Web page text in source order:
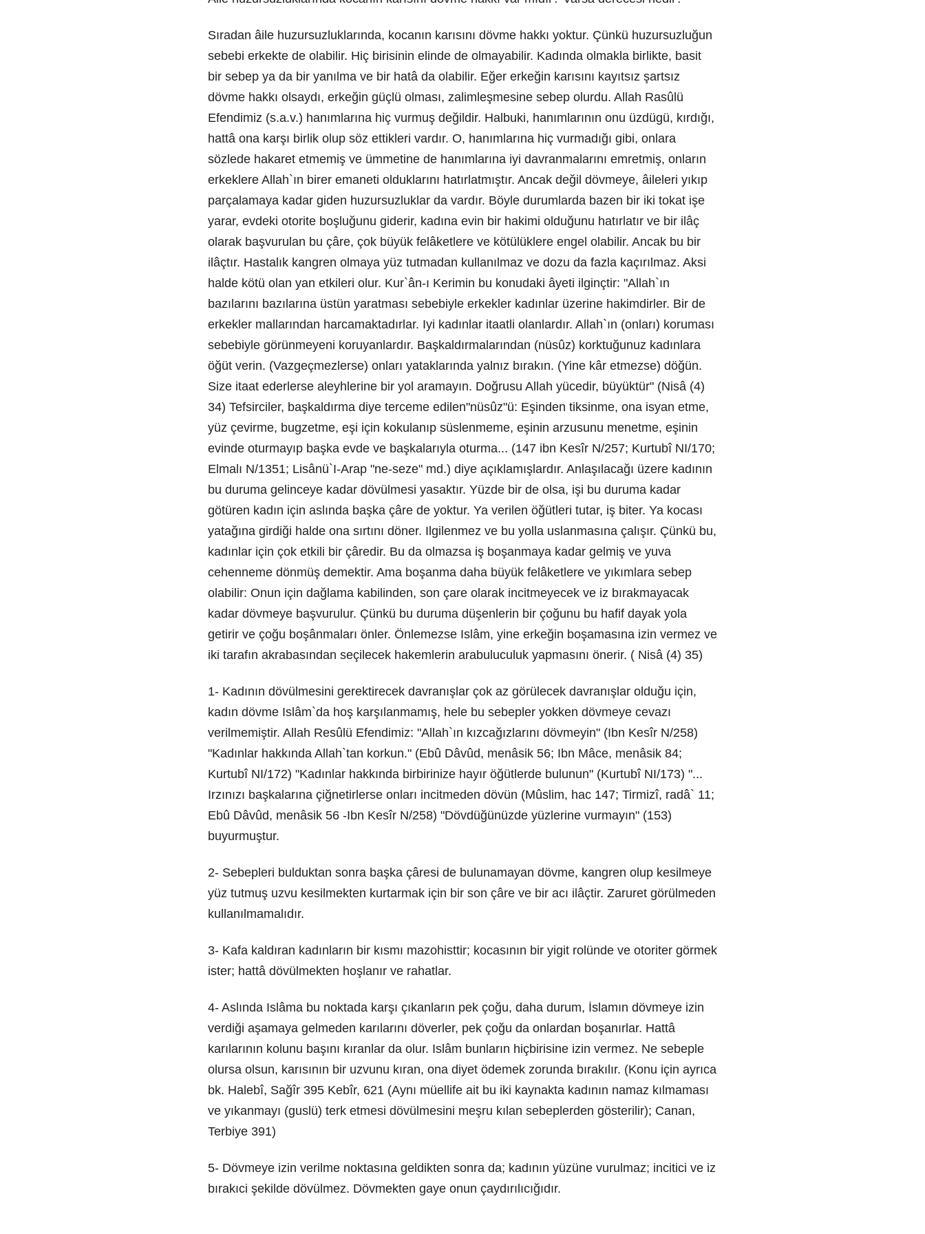
Sıradan âile huzursuzluklarında, kocanın karısını dövme hakkı yoktur. Çünkü huzursuzluğun
sebebi erkekte de olabilir. Hiç birisinin elinde de olmayabilir. Kadında olmakla birlikte, basit
bir sebep ya da bir yanılma ve bir hatâ da olabilir. Eğer erkeğin karısını kayıtsız şartsız
dövme hakkı olsaydı, erkeğin güçlü olması, zalimleşmesine sebep olurdu. Allah Rasûlü
Efendimiz (s.a.v.) hanımlarına hiç vurmuş değildir. Halbuki, hanımlarının onu üzdügü, kırdığı,
hattâ ona karşı birlik olup söz ettikleri vardır. O, hanımlarına hiç vurmadığı gibi, onlara
sözlede hakaret etmemiş ve ümmetine de hanımlarına iyi davranmalarını emretmiş, onların
erkeklere Allah`ın birer emaneti olduklarını hatırlatmıştır. Ancak değil dövmeye, âileleri yıkıp
parçalamaya kadar giden huzursuzluklar da vardır. Böyle durumlarda bazen bir iki tokat işe
yarar, evdeki otorite boşluğunu giderir, kadına evin bir hakimi olduğunu hatırlatır ve bir ilâç
olarak başvurulan bu çâre, çok büyük felâketlere ve kötülüklere engel olabilir. Ancak bu bir
ilâçtır. Hastalık kangren olmaya yüz tutmadan kullanılmaz ve dozu da fazla kaçırılmaz. Aksi
halde kötü olan yan etkileri olur. Kur`ân-ı Kerimin bu konudaki âyeti ilginçtir: "Allah`ın
bazılarını bazılarına üstün yaratması sebebiyle erkekler kadınlar üzerine hakimdirler. Bir de
erkekler mallarından harcamaktadırlar. Iyi kadınlar itaatli olanlardır. Allah`ın (onları) koruması
sebebiyle görünmeyeni koruyanlardır. Başkaldırmalarından (nüsûz) korktuğunuz kadınlara
öğüt verin. (Vazgeçmezlerse) onları yataklarında yalnız bırakın. (Yine kâr etmezse) döğün.
Size itaat ederlerse aleyhlerine bir yol aramayın. Doğrusu Allah yücedir, büyüktür" (Nisâ (4)
34) Tefsirciler, başkaldırma diye terceme edilen"nüsûz"ü: Eşinden tiksinme, ona isyan etme,
yüz çevirme, bugzetme, eşi için kokulanıp süslenmeme, eşinin arzusunu menetme, eşinin
evinde oturmayıp başka evde ve başkalarıyla oturma... (147 ibn Kesîr N/257; Kurtubî NI/170;
Elmalı N/1351; Lisânü`I-Arap "ne-seze" md.) diye açıklamışlardır. Anlaşılacağı üzere kadının
bu duruma gelinceye kadar dövülmesi yasaktır. Yüzde bir de olsa, işi bu duruma kadar
götüren kadın için aslında başka çâre de yoktur. Ya verilen öğütleri tutar, iş biter. Ya kocası
yatağına girdiği halde ona sırtını döner. Ilgilenmez ve bu yolla uslanmasına çalışır. Çünkü bu,
kadınlar için çok etkili bir çâredir. Bu da olmazsa iş boşanmaya kadar gelmiş ve yuva
cehenneme dönmüş demektir. Ama boşanma daha büyük felâketlere ve yıkımlara sebep
olabilir: Onun için dağlama kabilinden, son çare olarak incitmeyecek ve iz bırakmayacak
kadar dövmeye başvurulur. Çünkü bu duruma düşenlerin bir çoğunu bu hafif dayak yola
getirir ve çoğu boşânmaları önler. Önlemezse Islâm, yine erkeğin boşamasına izin vermez ve
iki tarafın akrabasından seçilecek hakemlerin arabuluculuk yapmasını önerir. ( Nisâ (4) 35)
1- Kadının dövülmesini gerektirecek davranışlar çok az görülecek davranışlar olduğu için,
kadın dövme Islâm`da hoş karşılanmamış, hele bu sebepler yokken dövmeye cevazı
verilmemiştir. Allah Resûlü Efendimiz: "Allah`ın kızcağızlarını dövmeyin" (Ibn Kesîr N/258)
"Kadınlar hakkında Allah`tan korkun." (Ebû Dâvûd, menâsik 56; Ibn Mâce, menâsik 84;
Kurtubî NI/172) "Kadınlar hakkında birbirinize hayır öğütlerde bulunun" (Kurtubî NI/173) "...
Irzınızı başkalarına çiğnetirlerse onları incitmeden dövün (Mûslim, hac 147; Tirmizî, radâ` 11;
Ebû Dâvûd, menâsik 56 -Ibn Kesîr N/258) "Dövdüğünüzde yüzlerine vurmayın" (153)
buyurmuştur.
2- Sebepleri bulduktan sonra başka çâresi de bulunamayan dövme, kangren olup kesilmeye
yüz tutmuş uzvu kesilmekten kurtarmak için bir son çâre ve bir acı ilâçtir. Zaruret görülmeden
kullanılmamalıdır.
3- Kafa kaldıran kadınların bir kısmı mazohisttir; kocasının bir yigit rolünde ve otoriter görmek
ister; hattâ dövülmekten hoşlanır ve rahatlar.
4- Aslında Islâma bu noktada karşı çıkanların pek çoğu, daha durum, İslamın dövmeye izin
verdiği aşamaya gelmeden karılarını döverler, pek çoğu da onlardan boşanırlar. Hattâ
karılarının kolunu başını kıranlar da olur. Islâm bunların hiçbirisine izin vermez. Ne sebeple
olursa olsun, karısının bir uzvunu kıran, ona diyet ödemek zorunda bırakılır. (Konu için ayrıca
bk. Halebî, Sağîr 395 Kebîr, 621 (Aynı müellife ait bu iki kaynakta kadının namaz kılmaması
ve yıkanmayı (guslü) terk etmesi dövülmesini meşru kılan sebeplerden gösterilir); Canan,
Terbiye 391)
5- Dövmeye izin verilme noktasına geldikten sonra da; kadının yüzüne vurulmaz; incitici ve iz
bırakıci şekilde dövülmez. Dövmekten gaye onun çaydırılıcığıdır.